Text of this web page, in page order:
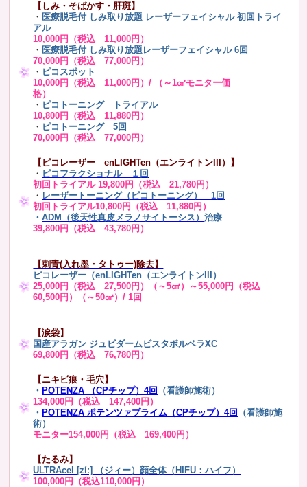
【しみ・そばかす・肝斑】
・ 医療脱毛付 しみ取り放題 レーザーフェイシャル 初回トライ
アル
10,000円（税込 11,000円）
・ 医療脱毛付 しみ取り放題レーザーフェイシャル 6回
70,000円（税込 77,000円）
・ ピコスポット
10,000円（税込 11,000円）/ （～1㎠モニター価
格）
・ ピコトーニング トライアル
10,800円（税込 11,880円）
・ ピコトーニング 5回
70,000円（税込 77,000円）
【ピコレーザー enLIGHTen（エンライトンIII）】
・ ピコフラクショナル １回
初回トライアル 19,800円（税込 21,780円）
・ レーザートーニング（ピコトーニング） 1回
初回トライアル10,800円（税込 11,880円）
・ADM（後天性真皮メラノサイトーシス）治療
39,800円（税込 43,780円）
【刺青(入れ墨・タトゥー)除去】
ピコレーザー（enLIGHTen（エンライトンIII）
25,000円（税込 27,500円）（～5㎠）～55,000円（税込
60,500円）（～50㎠）/ 1回
【涙袋】
国産アラガン ジュビダームビスタボルベラXC
69,800円（税込 76,780円）
【ニキビ痕・毛穴】
・ POTENZA （CPチップ）4回
（看護師施術）
134,000円（税込 147,400円）
・ POTENZA ポテンツァプライム（CPチップ）4回
（看護師施
術）
モニター154,000円（税込 169,400円）
【たるみ】
ULTRAcel [zíː] （ジィー）顔全体（HIFU：ハイフ）
100,000円（税込110,000円）